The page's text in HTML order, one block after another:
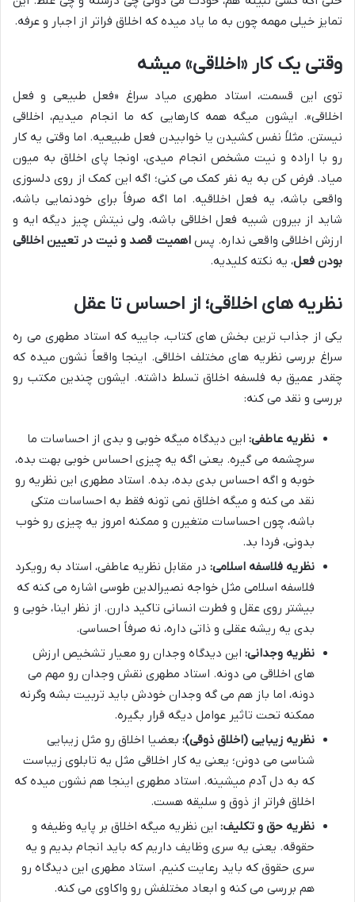
تمایز خیلی مهمه چون به ما یاد میده که اخلاق فراتر از اجبار و عرفه.
وقتی یک کار «اخلاقی» میشه
توی این قسمت، استاد مطهری میاد سراغ «فعل طبیعی و فعل
اخلاقی». ایشون میگه همه کارهایی که ما انجام میدیم، اخلاقی
نیستن. مثلاً نفس کشیدن یا خوابیدن فعل طبیعیه. اما وقتی یه کار
رو با اراده و نیت مشخص انجام میدی، اونجا پای اخلاق به میون
میاد. فرض کن به یه نفر کمک می کنی؛ اگه این کمک از روی دلسوزی
واقعی باشه، یه فعل اخلاقیه. اما اگه صرفاً برای خودنمایی باشه،
شاید از بیرون شبیه فعل اخلاقی باشه، ولی نیتش چیز دیگه ایه و
ارزش اخلاقی واقعی نداره. پساهمیت قصد و نیت در تعیین اخلاقی
بودن فعل، یه نکته کلیدیه.
نظریه های اخلاقی؛ از احساس تا عقل
یکی از جذاب ترین بخش های کتاب، جاییه که استاد مطهری می ره
سراغ بررسی نظریه های مختلف اخلاقی. اینجا واقعاً نشون میده که
چقدر عمیق به فلسفه اخلاق تسلط داشته. ایشون چندین مکتب رو
بررسی و نقد می کنه:
نظریه عاطفی: این دیدگاه میگه خوبی و بدی از احساسات ما
سرچشمه می گیره. یعنی اگه یه چیزی احساس خوبی بهت بده،
خوبه و اگه احساس بدی بده، بده. استاد مطهری این نظریه رو
نقد می کنه و میگه اخلاق نمی تونه فقط به احساسات متکی
باشه، چون احساسات متغیرن و ممکنه امروز یه چیزی رو خوب
بدونی، فردا بد.
نظریه فلاسفه اسلامی: در مقابل نظریه عاطفی، استاد به رویکرد
فلاسفه اسلامی مثل خواجه نصیرالدین طوسی اشاره می کنه که
بیشتر روی عقل و فطرت انسانی تاکید دارن. از نظر اینا، خوبی و
بدی یه ریشه عقلی و ذاتی داره، نه صرفاً احساسی.
نظریه وجدانی: این دیدگاه وجدان رو معیار تشخیص ارزش
های اخلاقی می دونه. استاد مطهری نقش وجدان رو مهم می
دونه، اما باز هم می گه وجدان خودش باید تربیت بشه وگرنه
ممکنه تحت تاثیر عوامل دیگه قرار بگیره.
نظریه زیبایی (اخلاق ذوقی): بعضیا اخلاق رو مثل زیبایی
شناسی می دونن؛ یعنی یه کار اخلاقی مثل یه تابلوی زیباست
که به دل آدم میشینه. استاد مطهری اینجا هم نشون میده که
اخلاق فراتر از ذوق و سلیقه هست.
نظریه حق و تکلیف: این نظریه میگه اخلاق بر پایه وظیفه و
حقوقه. یعنی یه سری وظایف داریم که باید انجام بدیم و یه
سری حقوق که باید رعایت کنیم. استاد مطهری این دیدگاه رو
هم بررسی می کنه و ابعاد مختلفش رو واکاوی می کنه.